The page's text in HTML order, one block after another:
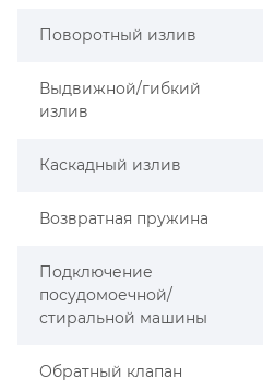
Поворотный излив
Выдвижной/гибкий
излив
Каскадный излив
Возвратная пружина
Подключение
посудомоечной/
стиральной машины
Обратный клапан